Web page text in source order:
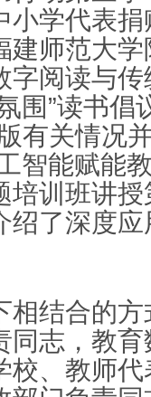
了深度应用
合的方式进
志，教育数
、教师代表
门负责同志
如何？
0 0 0